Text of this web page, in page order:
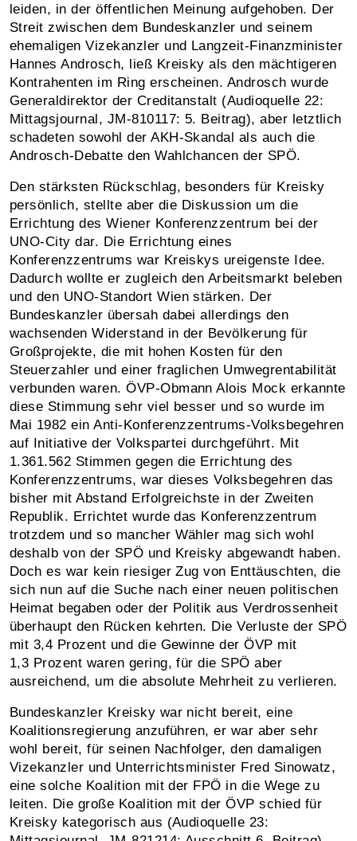
leiden, in der öffentlichen Meinung aufgehoben. Der
Streit zwischen dem Bundeskanzler und seinem
ehemaligen Vizekanzler und Langzeit-Finanzminister
Hannes Androsch, ließ Kreisky als den mächtigeren
Kontrahenten im Ring erscheinen. Androsch wurde
Generaldirektor der Creditanstalt (Audioquelle 22:
Mittagsjournal, JM‑810117: 5. Beitrag), aber letztlich
schadeten sowohl der AKH-Skandal als auch die
Androsch-Debatte den Wahlchancen der SPÖ.
Den stärksten Rückschlag, besonders für Kreisky
persönlich, stellte aber die Diskussion um die
Errichtung des Wiener Konferenzzentrum bei der
UNO-City dar. Die Errichtung eines
Konferenzzentrums war Kreiskys ureigenste Idee.
Dadurch wollte er zugleich den Arbeitsmarkt beleben
und den UNO-Standort Wien stärken. Der
Bundeskanzler übersah dabei allerdings den
wachsenden Widerstand in der Bevölkerung für
Großprojekte, die mit hohen Kosten für den
Steuerzahler und einer fraglichen Umwegrentabilität
verbunden waren. ÖVP-Obmann Alois Mock erkannte
diese Stimmung sehr viel besser und so wurde im
Mai 1982 ein Anti-Konferenzzentrums-Volksbegehren
auf Initiative der Volkspartei durchgeführt. Mit
1.361.562 Stimmen gegen die Errichtung des
Konferenzzentrums, war dieses Volksbegehren das
bisher mit Abstand Erfolgreichste in der Zweiten
Republik. Errichtet wurde das Konferenzzentrum
trotzdem und so mancher Wähler mag sich wohl
deshalb von der SPÖ und Kreisky abgewandt haben.
Doch es war kein riesiger Zug von Enttäuschten, die
sich nun auf die Suche nach einer neuen politischen
Heimat begaben oder der Politik aus Verdrossenheit
überhaupt den Rücken kehrten. Die Verluste der SPÖ
mit 3,4 Prozent und die Gewinne der ÖVP mit
1,3 Prozent waren gering, für die SPÖ aber
ausreichend, um die absolute Mehrheit zu verlieren.
Bundeskanzler Kreisky war nicht bereit, eine
Koalitionsregierung anzuführen, er war aber sehr
wohl bereit, für seinen Nachfolger, den damaligen
Vizekanzler und Unterrichtsminister Fred Sinowatz,
eine solche Koalition mit der FPÖ in die Wege zu
leiten. Die große Koalition mit der ÖVP schied für
Kreisky kategorisch aus (Audioquelle 23: